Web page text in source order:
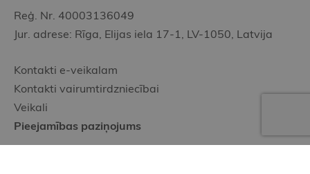
Reģ. Nr. 40003136049
Jur. adrese: Rīga, Elijas iela 17-1, LV-1050, Latvija
Kontakti e-veikalam
Kontakti vairumtirdzniecībai
Veikali
Pieejamības paziņojums